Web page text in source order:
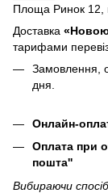
Площа Ринок 12,
Доставка
тарифами
Замовлення,
дня.
Онлайн-
Оплата при
пошта''
Вибираючи